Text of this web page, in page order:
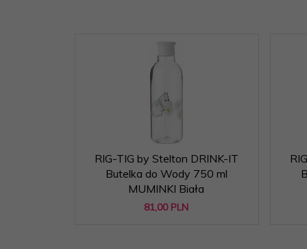
RIG-TIG by Stelton DRINK-IT
Butelka do Wody 750 ml
MUMINKI Biała
81,00 PLN